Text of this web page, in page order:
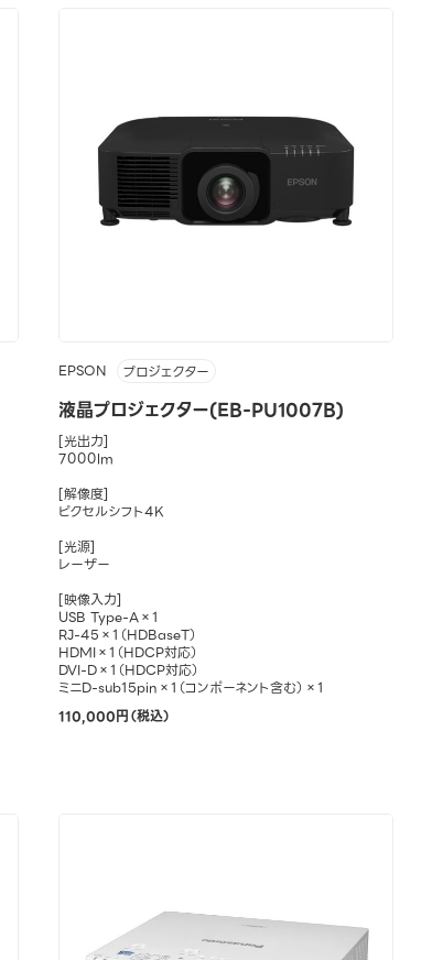
EPSON プロジェクター
液晶プロジェクター(EB-PU1007B)
[光出力]
7000lm
[解像度]
ピクセルシフト4K
[光源]
レーザー
[映像入力]
USB Type-A×1
RJ-45×1（HDBaseT）
HDMI×1（HDCP対応）
DVI-D×1（HDCP対応）
ミニD-sub15pin×1（コンポーネント含む）×1
110,000円（税込）